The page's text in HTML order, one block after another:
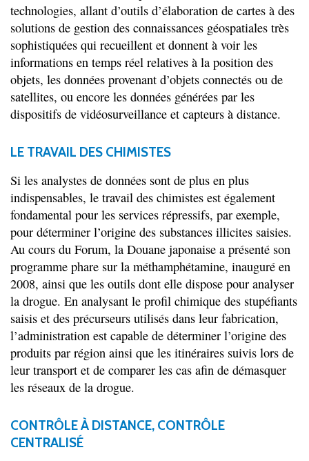
technologies, allant d’outils d’élaboration de cartes à des
solutions de gestion des connaissances géospatiales très
sophistiquées qui recueillent et donnent à voir les
informations en temps réel relatives à la position des
objets, les données provenant d’objets connectés ou de
satellites, ou encore les données générées par les
dispositifs de vidéosurveillance et capteurs à distance.
LE TRAVAIL DES CHIMISTES
Si les analystes de données sont de plus en plus
indispensables, le travail des chimistes est également
fondamental pour les services répressifs, par exemple,
pour déterminer l’origine des substances illicites saisies.
Au cours du Forum, la Douane japonaise a présenté son
programme phare sur la méthamphétamine, inauguré en
2008, ainsi que les outils dont elle dispose pour analyser
la drogue. En analysant le profil chimique des stupéfiants
saisis et des précurseurs utilisés dans leur fabrication,
l’administration est capable de déterminer l’origine des
produits par région ainsi que les itinéraires suivis lors de
leur transport et de comparer les cas afin de démasquer
les réseaux de la drogue.
CONTRÔLE À DISTANCE, CONTRÔLE
CENTRALISÉ